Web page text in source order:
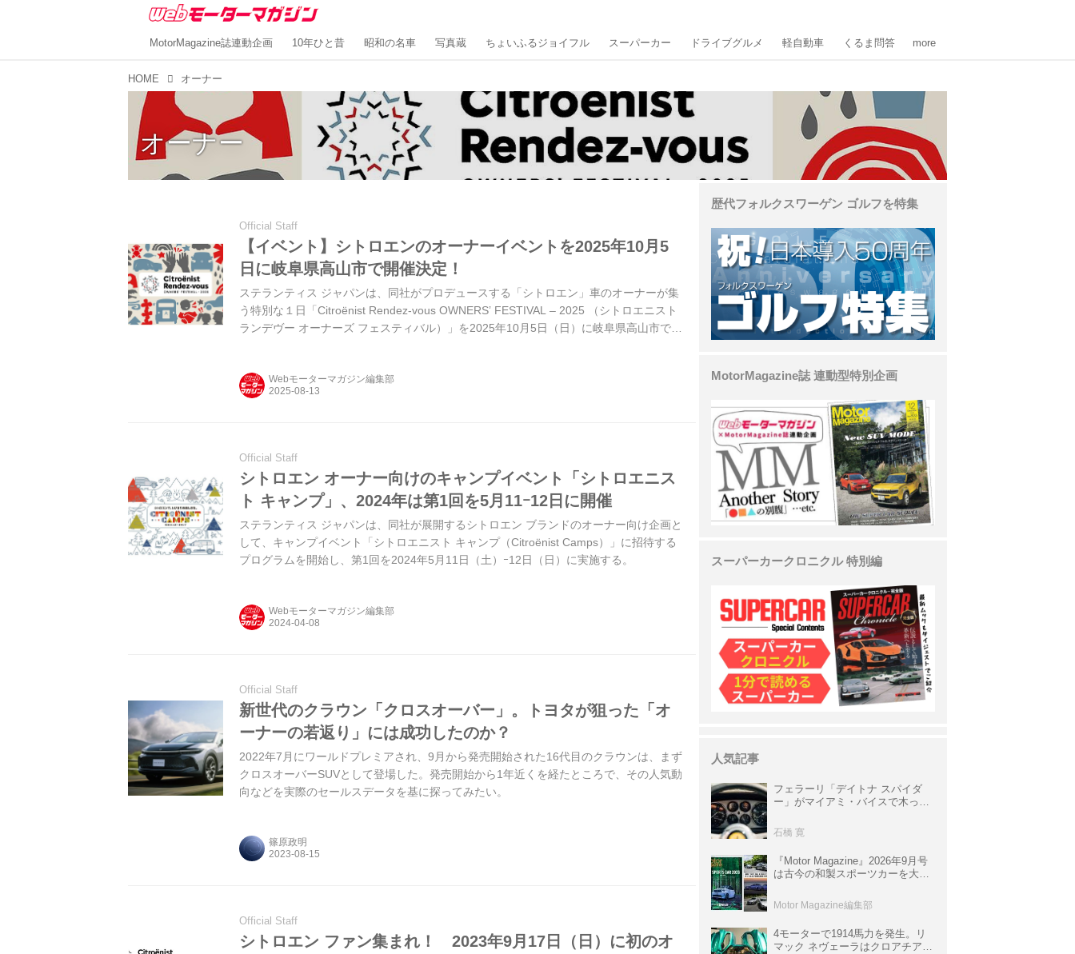
MotorMagazine誌連動企画 10年ひと昔 昭和の名車 写真蔵 ちょいふるジョイフル スーパーカー ドライブグルメ 軽自動車 くるま問答 more
HOME オーナー
オーナー
Official Staff
【イベント】シトロエンのオーナーイベントを2025年10月5
日に岐阜県高山市で開催決定！
ステランティス ジャパンは、同社がプロデュースする「シトロエン」車のオーナーが集
う特別な１日「Citroënist Rendez-vous OWNERS’ FESTIVAL – 2025 （シトロエニスト
ランデヴー オーナーズ フェスティバル）」を2025年10月5日（日）に岐阜県高山市で開
Webモーターマガジン編集部
Official Staff
シトロエン オーナー向けのキャンプイベント「シトロエニス
ト キャンプ」、2024年は第1回を5月11ｰ12日に開催
ステランティス ジャパンは、同社が展開するシトロエン ブランドのオーナー向け企画と
して、キャンプイベント「シトロエニスト キャンプ（Citroënist Camps）」に招待する
プログラムを開始し、第1回を2024年5月11日（土）ｰ12日（日）に実施する。
Webモーターマガジン編集部
Official Staff
新世代のクラウン「クロスオーバー」。トヨタが狙った「オ
ーナーの若返り」には成功したのか？
2022年7月にワールドプレミアされ、9月から発売開始された16代目のクラウンは、まず
クロスオーバーSUVとして登場した。発売開始から1年近くを経たところで、その人気動
向などを実際のセールスデータを基に探ってみたい。
篠原政明
Official Staff
シトロエン ファン集まれ！ 2023年9月17日（日）に初のオ
歴代フォルクスワーゲン ゴルフを特集
MotorMagazine誌 連動型特別企画
スーパーカークロニクル 特別編
人気記事
フェラーリ「デイトナ スパイダ
ー」がマイアミ・バイスで木っ端
サ」に化けた理由
石橋 寛
『Motor Magazine』2026年9月号
は古今の和製スポーツカーを大特
情報も満載
Motor Magazine編集部
4モーターで1914馬力を発生。リ
マック ネヴェーラはクロアチア発